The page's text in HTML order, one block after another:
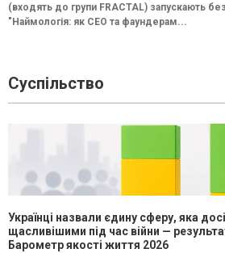
(входять до групи FRACTAL) запускають
"Наймологія: як СEO та фаундерам...
Суспільство
Українці назвали єдину сферу, яка
щасливішими під час війни —
Барометр якості життя 2026